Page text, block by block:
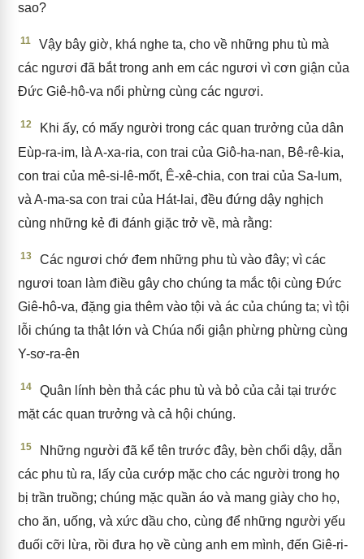
sao?
11
Vậy bây giờ, khá nghe ta, cho về những phu tù mà
các ngươi đã bắt trong anh em các ngươi vì cơn giận của
Đức Giê-hô-va nổi phừng cùng các ngươi.
12
Khi ấy, có mấy người trong các quan trưởng của dân
Eùp-ra-im, là A-xa-ria, con trai của Giô-ha-nan, Bê-rê-kia,
con trai của mê-si-lê-mốt, Ê-xê-chia, con trai của Sa-lum,
và A-ma-sa con trai của Hát-lai, đều đứng dậy nghịch
cùng những kẻ đi đánh giặc trở về, mà rằng:
13
Các ngươi chớ đem những phu tù vào đây; vì các
ngươi toan làm điều gây cho chúng ta mắc tội cùng Đức
Giê-hô-va, đặng gia thêm vào tội và ác của chúng ta; vì tội
lỗi chúng ta thật lớn và Chúa nổi giận phừng phừng cùng
Y-sơ-ra-ên
14
Quân lính bèn thả các phu tù và bỏ của cải tại trước
mặt các quan trưởng và cả hội chúng.
15
Những người đã kể tên trước đây, bèn chổi dậy, dẫn
các phu tù ra, lấy của cướp mặc cho các người trong họ
bị trần truồng; chúng mặc quần áo và mang giày cho họ,
cho ăn, uống, và xức dầu cho, cùng để những người yếu
đuối cỡi lừa, rồi đưa họ về cùng anh em mình, đến Giê-ri-